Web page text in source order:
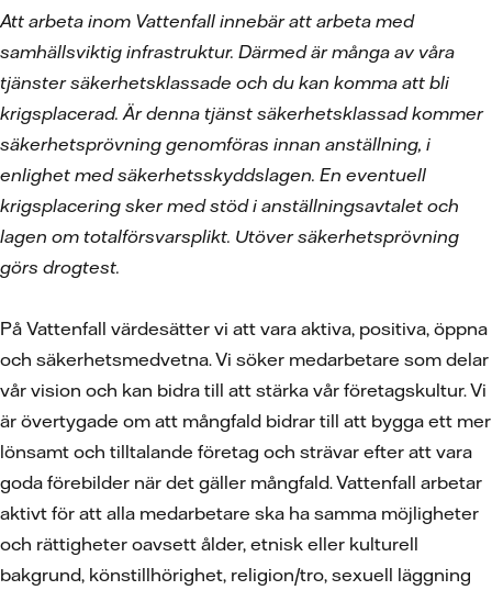
Att arbeta inom Vattenfall innebär att arbeta med
samhällsviktig infrastruktur. Därmed är många av våra
tjänster säkerhetsklassade och du kan komma att bli
krigsplacerad. Är denna tjänst säkerhetsklassad kommer
säkerhetsprövning genomföras innan anställning, i
enlighet med säkerhetsskyddslagen. En eventuell
krigsplacering sker med stöd i anställningsavtalet och
lagen om totalförsvarsplikt. Utöver säkerhetsprövning
görs drogtest.
På Vattenfall värdesätter vi att vara aktiva, positiva, öppna
och säkerhetsmedvetna. Vi söker medarbetare som delar
vår vision och kan bidra till att stärka vår företagskultur. Vi
är övertygade om att mångfald bidrar till att bygga ett mer
lönsamt och tilltalande företag och strävar efter att vara
goda förebilder när det gäller mångfald. Vattenfall arbetar
aktivt för att alla medarbetare ska ha samma möjligheter
och rättigheter oavsett ålder, etnisk eller kulturell
bakgrund, könstillhörighet, religion/tro, sexuell läggning